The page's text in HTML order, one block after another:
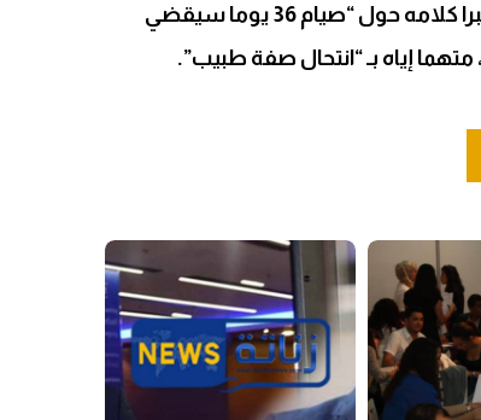
وكما أنه سبق لمتلوف انتقاد محمد الفايد، معتبرا كلامه حول “صيام 36 يوما سيقضي
إياه بـ “انتحال صفة طبيب”.